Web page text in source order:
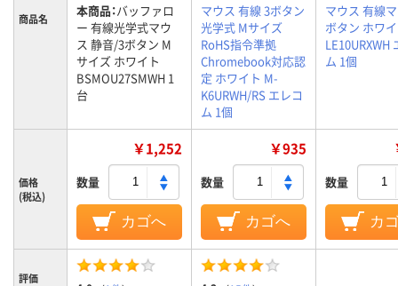
商品名 本商品：バッファロ
ー 有線光学式マウ
ス 静音/3ボタン M
サイズ ホワイト
BSMOU27SMWH 1
台
マウス 有線 3ボタン
光学式 Mサイズ
RoHS指令準拠
Chromebook対応認
定 ホワイト M-
K6URWH/RS エレコ
ム 1個
マウス 有線
ボタン ホワ
LE10URXWH
ム 1個
価格
(税込)
￥1,252
数量
カゴへ
￥935
数量
カゴへ
数量
カ
評価